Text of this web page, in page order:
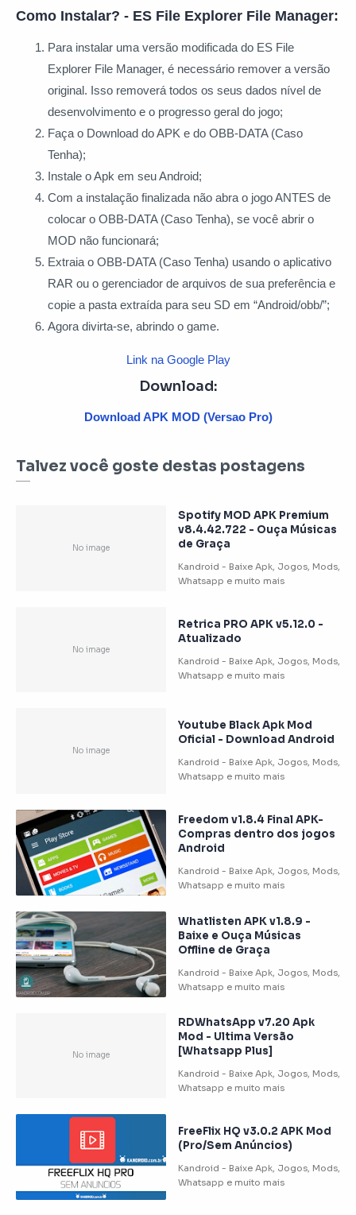
Como Instalar? - ES File Explorer File Manager:
Para instalar uma versão modificada do ES File
Explorer File Manager, é necessário remover a versão
original. Isso removerá todos os seus dados nível de
desenvolvimento e o progresso geral do jogo;
Faça o Download do APK e do OBB-DATA (Caso
Tenha);
Instale o Apk em seu Android;
Com a instalação finalizada não abra o jogo ANTES de
colocar o OBB-DATA (Caso Tenha), se você abrir o
MOD não funcionará;
Extraia o OBB-DATA (Caso Tenha) usando o aplicativo
RAR ou o gerenciador de arquivos de sua preferência e
copie a pasta extraída para seu SD em “Android/obb/”;
Agora divirta-se, abrindo o game.
Link na Google Play
Download:
Download APK MOD (Versao Pro)
Talvez você goste destas postagens
Spotify MOD APK Premium
v8.4.42.722 - Ouça Músicas
de Graça
Retrica PRO APK v5.12.0 -
Atualizado
Youtube Black Apk Mod
Oficial - Download Android
Freedom v1.8.4 Final APK-
Compras dentro dos jogos
Android
Whatlisten APK v1.8.9 -
Baixe e Ouça Músicas
Offline de Graça
RDWhatsApp v7.20 Apk
Mod - Ultima Versão
[Whatsapp Plus]
FreeFlix HQ v3.0.2 APK Mod
(Pro/Sem Anúncios)